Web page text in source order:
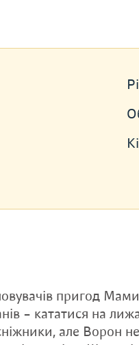
пригод
– кататися на
але Ворон